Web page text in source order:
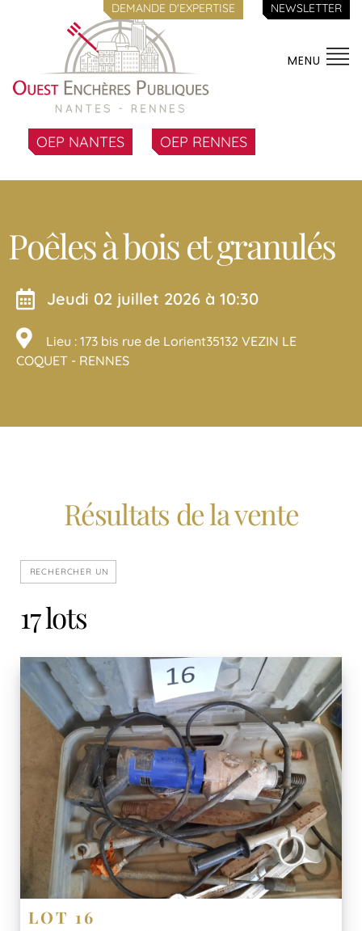
DEMANDE D'EXPERTISE NEWSLETTER
MENU
OEP NANTES OEP RENNES
Poêles à bois et granulés
jeudi 02 juillet 2026 à 10:30
Lieu : 173 bis rue de Lorient35132 VEZIN LE
COQUET - RENNES
Résultats de la vente
17 lots
LOT 16